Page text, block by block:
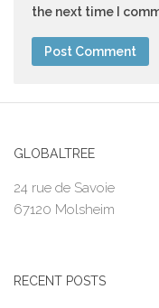
the next time I
GLOBALTREE
24 rue de Savoie
67120 Molsheim
RECENT POSTS